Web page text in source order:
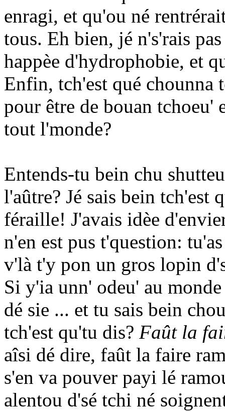
enragi, et qu'ou né
tous. Eh bien, jé n's'rais
happèe d'hydrophobie, et
Enfin, tch'est qué chounna
pour être de bouan tchoeu'
tout l'monde?
Entends-tu bein chu
l'aûtre? Jé sais bein tch'est
féraille! J'avais idèe
n'en est pus t'question:
v'là t'y pon un gros lopin
Si y'ia unn' odeu' au
dé sie ... et tu sais bein
tch'est qu'tu dis? Faût la
aîsi dé dire, faût la faire
s'en va pouver payi lé
alentou d'sé tchi né